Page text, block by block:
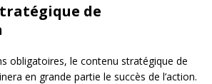
de
obligatoires, le contenu stratégique de
en grande partie le succès de l’action.